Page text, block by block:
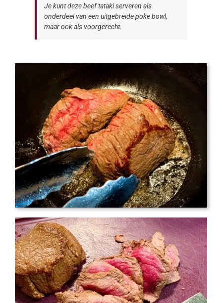
Je kunt deze beef tataki serveren als
onderdeel van een uitgebreide poke bowl,
maar ook als voorgerecht.